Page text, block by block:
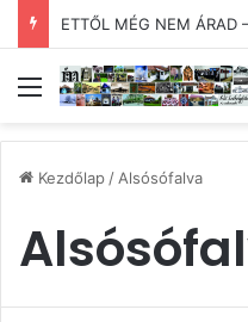
Menü
Kezdőlap/Alsósófalva